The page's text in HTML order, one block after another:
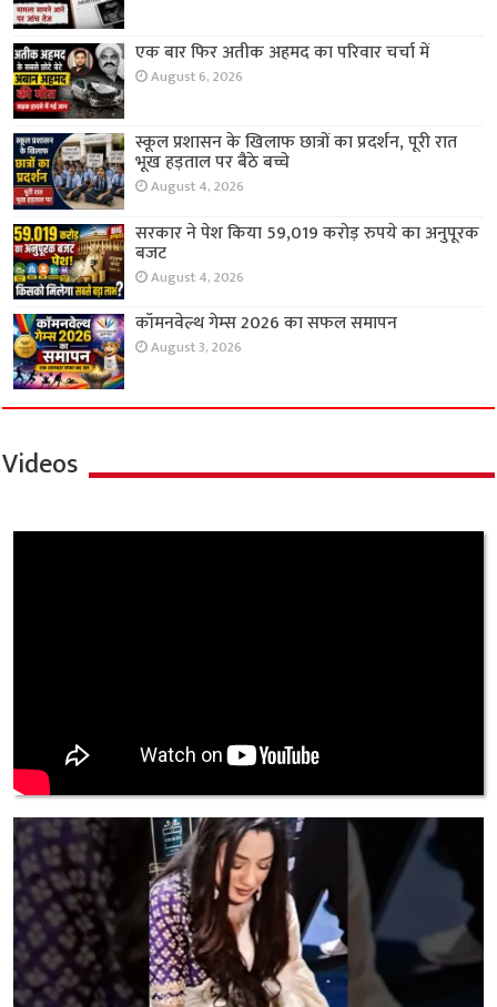
एक बार फिर अतीक अहमद का परिवार चर्चा में
August 6, 2026
स्कूल प्रशासन के खिलाफ छात्रों का प्रदर्शन, पूरी रात
भूख हड़ताल पर बैठे बच्चे
August 4, 2026
सरकार ने पेश किया 59,019 करोड़ रुपये का अनुपूरक
बजट
August 4, 2026
कॉमनवेल्थ गेम्स 2026 का सफल समापन
August 3, 2026
Videos